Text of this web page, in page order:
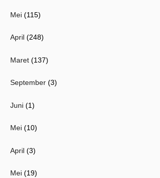
Mei (115)
April (248)
Maret (137)
September (3)
Juni (1)
Mei (10)
April (3)
Mei (19)